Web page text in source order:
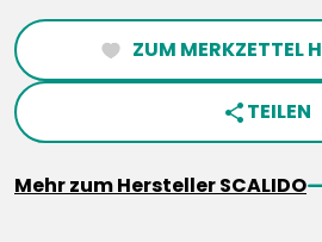
heartFilled ZUM MERKZETTEL
share TEILEN
Mehr zum Hersteller SCALIDO